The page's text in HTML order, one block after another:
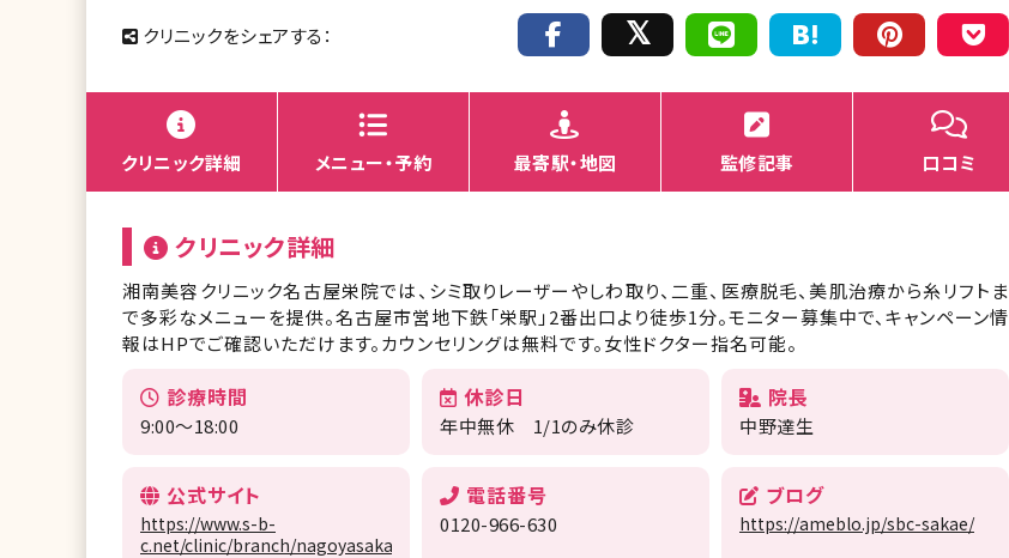
クリニックをシェアする：
クリニック詳細 メニュー・予約 最寄駅・地図 監修記事 口コミ
クリニック詳細
湘南美容クリニック名古屋栄院では、シミ取りレーザーやしわ取り、二重、医療脱毛、美肌治療から糸リフトま
で多彩なメニューを提供。名古屋市営地下鉄「栄駅」2番出口より徒歩1分。モニター募集中で、キャンペーン情
報はHPでご確認いただけます。カウンセリングは無料です。女性ドクター指名可能。
診療時間
9:00〜18:00
休診日
年中無休 1/1のみ休診
院長
中野達生
公式サイト
https://www.s-b-
c.net/clinic/branch/nagoyasakae/
電話番号
0120-966-630
ブログ
https://ameblo.jp/sbc-sakae/